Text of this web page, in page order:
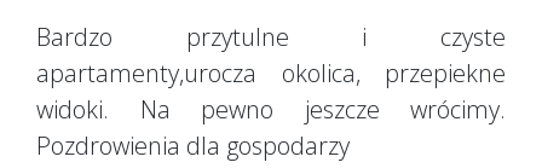
Bardzo przytulne i czyste
apartamenty,urocza okolica, przepiekne
widoki. Na pewno jeszcze wrócimy.
Pozdrowienia dla gospodarzy